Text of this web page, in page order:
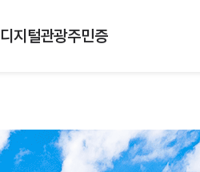
디지털관광주민증